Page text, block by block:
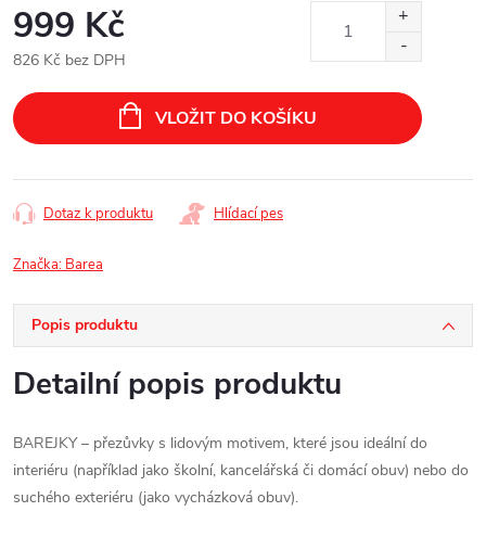
999 Kč
826 Kč bez DPH
cena:
VLOŽIT DO KOŠÍKU
Dotaz k produktu Hlídací pes
Značka: Barea
Popis produktu
Detailní popis produktu
BAREJKY – přezůvky s lidovým motivem, které jsou ideální do
interiéru (například jako školní, kancelářská či domácí obuv) nebo do
suchého exteriéru (jako vycházková obuv).